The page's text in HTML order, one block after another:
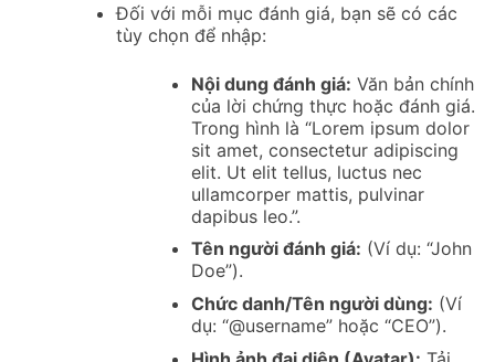
Đối với mỗi mục đánh giá, bạn sẽ có các
tùy chọn để nhập:
Nội dung đánh giá: Văn bản chính
của lời chứng thực hoặc đánh giá.
Trong hình là “Lorem ipsum dolor
sit amet, consectetur adipiscing
elit. Ut elit tellus, luctus nec
ullamcorper mattis, pulvinar
dapibus leo.”.
Tên người đánh giá: (Ví dụ: “John
Doe”).
Chức danh/Tên người dùng: (Ví
dụ: “@username” hoặc “CEO”).